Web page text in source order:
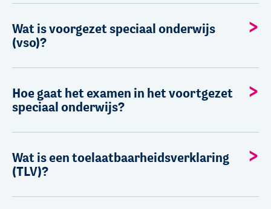
Wat is voorgezet speciaal onderwijs
(vso)?
Hoe gaat het examen in het voortgezet
speciaal onderwijs?
Wat is een toelaatbaarheidsverklaring
(TLV)?